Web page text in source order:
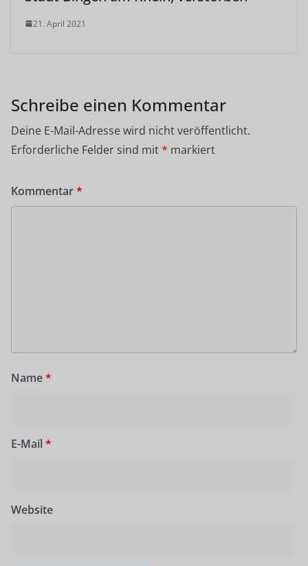
21. April 2021
Schreibe einen Kommentar
Deine E-Mail-Adresse wird nicht veröffentlicht.
Erforderliche Felder sind mit* markiert
Kommentar*
Name*
E-Mail *
Website